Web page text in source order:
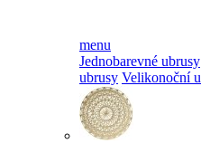
menu
Jednobarevné ubrusy
ubrusy Velikonoční